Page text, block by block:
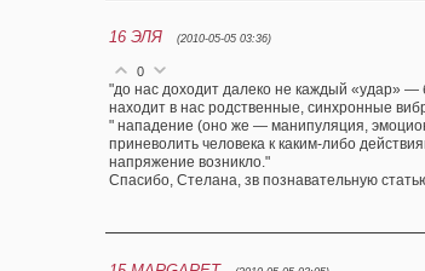
16 ЭЛЯ (2010-05-05 03:36)
0
"до нас доходит далеко не каждый «удар» —
находит в нас родственные, синхронные
" нападение (оно же — манипуляция,
приневолить человека к каким-либо
напряжение возникло."
Спасибо, Стелана, зв познавательную